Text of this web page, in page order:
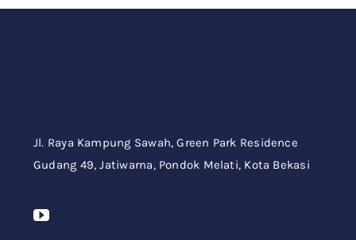
Jl. Raya Kampung Sawah,Green Park Residence
Gudang 49,Jatiwarna, Pondok Melati, Kota Bekasi